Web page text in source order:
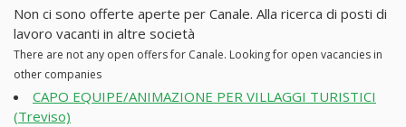
Non ci sono offerte aperte per Canale. Alla ricerca di posti di
lavoro vacanti in altre società
There are not any open offers for Canale. Looking for open vacancies in
other companies
CAPO EQUIPE/ANIMAZIONE PER VILLAGGI TURISTICI
(Treviso)